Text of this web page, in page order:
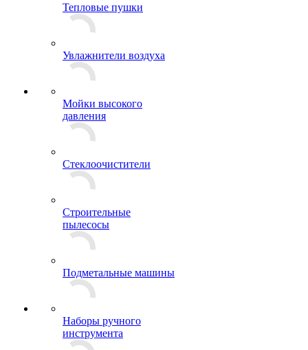
Тепловые пушки
Увлажнители воздуха
Мойки высокого
давления
Стеклоочистители
Строительные
пылесосы
Подметальные машины
Наборы ручного
инструмента